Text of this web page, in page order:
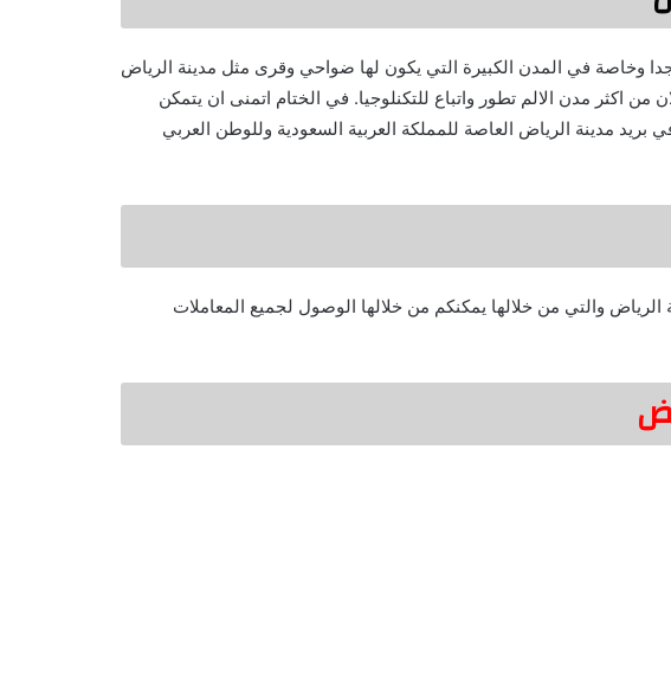
وخاصة في المدن الكبيرة التي يكون لها ضواحي وقرى مثل مدينة الرياض
من اكثر مدن الالم تطور واتباع للتكنلوجيا. في الختام اتمنى ان يتمكن
مدينة الرياض العاصة للمملكة العربية السعودية وللوطن العربي
والتي من خلالها يمكنكم من خلالها الوصول لجميع المعاملات